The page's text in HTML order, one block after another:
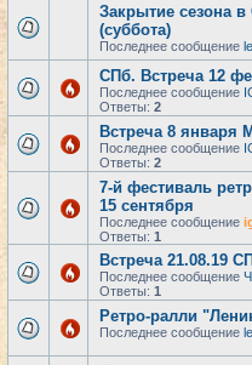
Закрытие сезона
(суббота)
Последнее сообщение
СПб. Встреча 12
Последнее сообщение
Ответы: 2
Встреча 8 января
Последнее сообщение
Ответы: 2
7-й фестиваль
15 сентября
Последнее сообщение
Ответы: 1
Встреча 21.08.19
Последнее сообщение
Ответы: 1
Ретро-ралли
Последнее сообщение